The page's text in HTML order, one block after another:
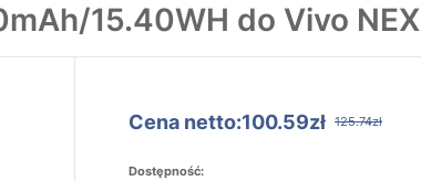
15.40WH do Vivo NEX
Cena netto:100.59zł 125.74zł
Dostępność: